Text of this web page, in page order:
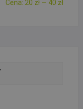
Cena
Cena
Cena: 20 zł — 40 zł